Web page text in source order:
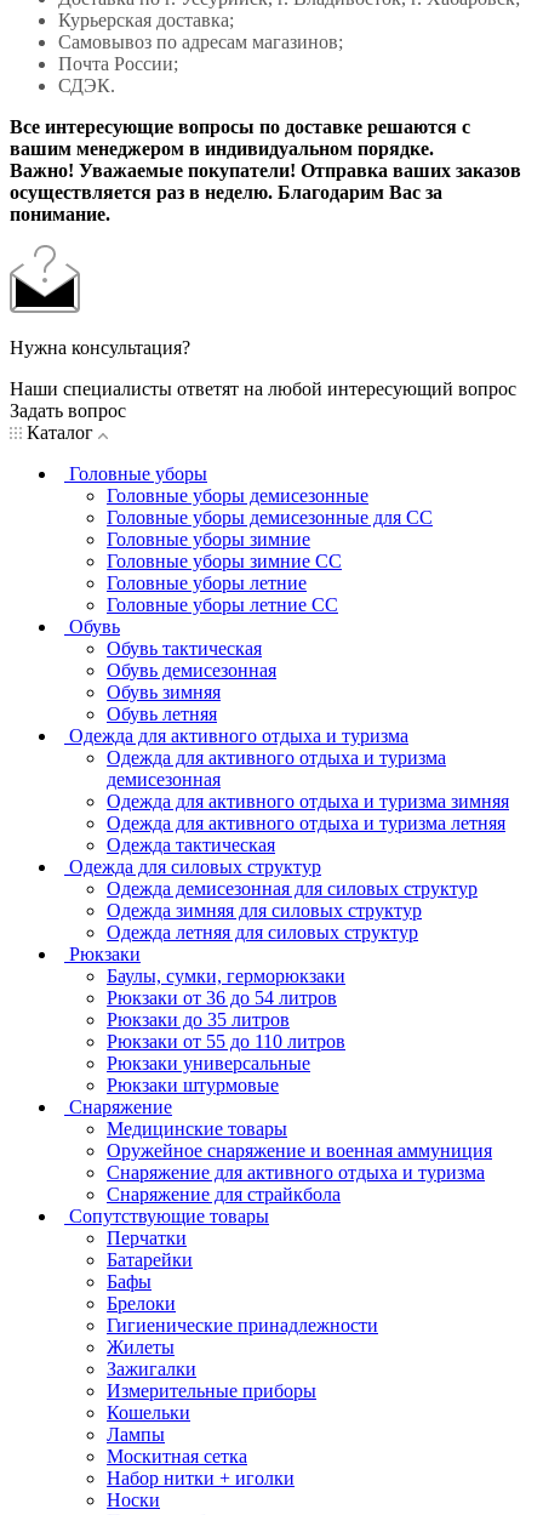
Курьерская доставка;
Самовывоз по адресам магазинов;
Почта России;
СДЭК.
Все интересующие вопросы по доставке решаются с
вашим менеджером в индивидуальном порядке.
Важно! Уважаемые покупатели! Отправка ваших заказов
осуществляется раз в неделю. Благодарим Вас за
понимание.
Нужна консультация?
Наши специалисты ответят на любой интересующий вопрос
Задать вопрос
Каталог
Головные уборы
Головные уборы демисезонные
Головные уборы демисезонные для СС
Головные уборы зимние
Головные уборы зимние СС
Головные уборы летние
Головные уборы летние СС
Обувь
Обувь тактическая
Обувь демисезонная
Обувь зимняя
Обувь летняя
Одежда для активного отдыха и туризма
Одежда для активного отдыха и туризма
демисезонная
Одежда для активного отдыха и туризма зимняя
Одежда для активного отдыха и туризма летняя
Одежда тактическая
Одежда для силовых структур
Одежда демисезонная для силовых структур
Одежда зимняя для силовых структур
Одежда летняя для силовых структур
Рюкзаки
Баулы, сумки, герморюкзаки
Рюкзаки от 36 до 54 литров
Рюкзаки до 35 литров
Рюкзаки от 55 до 110 литров
Рюкзаки универсальные
Рюкзаки штурмовые
Снаряжение
Медицинские товары
Оружейное снаряжение и военная аммуниция
Снаряжение для активного отдыха и туризма
Снаряжение для страйкбола
Сопутствующие товары
Перчатки
Батарейки
Бафы
Брелоки
Гигиенические принадлежности
Жилеты
Зажигалки
Измерительные приборы
Кошельки
Лампы
Москитная сетка
Набор нитки + иголки
Носки